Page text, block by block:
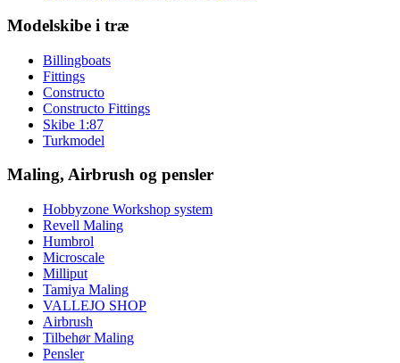
Modelskibe i træ
Billingboats
Fittings
Constructo
Constructo Fittings
Skibe 1:87
Turkmodel
Maling, Airbrush og pensler
Hobbyzone Workshop system
Revell Maling
Humbrol
Microscale
Milliput
Tamiya Maling
VALLEJO SHOP
Airbrush
Tilbehør Maling
Pensler